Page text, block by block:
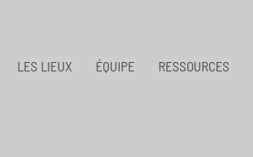
LES LIEUX ÉQUIPE RESSOURCES